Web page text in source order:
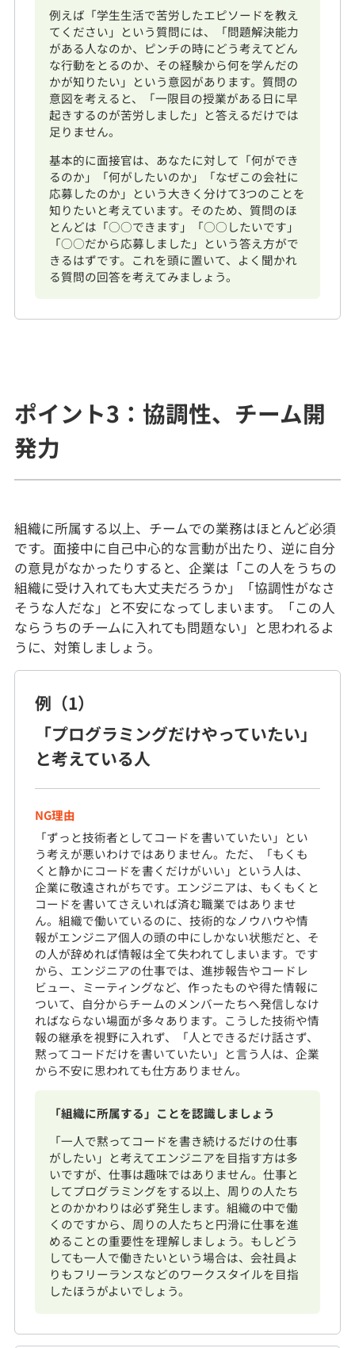
例えば「学生生活で苦労したエピソードを教え
てください」という質問には、「問題解決能力
がある人なのか、ピンチの時にどう考えてどん
な行動をとるのか、その経験から何を学んだの
かが知りたい」という意図があります。質問の
意図を考えると、「一限目の授業がある日に早
起きするのが苦労しました」と答えるだけでは
足りません。
基本的に面接官は、あなたに対して「何ができ
るのか」「何がしたいのか」「なぜこの会社に
応募したのか」という大きく分けて3つのことを
知りたいと考えています。そのため、質問のほ
とんどは「○○できます」「○○したいです」
「○○だから応募しました」という答え方がで
きるはずです。これを頭に置いて、よく聞かれ
る質問の回答を考えてみましょう。
ポイント3：協調性、チーム開
発力
組織に所属する以上、チームでの業務はほとんど必須
です。面接中に自己中心的な言動が出たり、逆に自分
の意見がなかったりすると、企業は「この人をうちの
組織に受け入れても大丈夫だろうか」「協調性がなさ
そうな人だな」と不安になってしまいます。「この人
ならうちのチームに入れても問題ない」と思われるよ
うに、対策しましょう。
例（1）
「プログラミングだけやっていたい」
と考えている人
NG理由
「ずっと技術者としてコードを書いていたい」とい
う考えが悪いわけではありません。ただ、「もくも
くと静かにコードを書くだけがいい」という人は、
企業に敬遠されがちです。エンジニアは、もくもくと
コードを書いてさえいれば済む職業ではありませ
ん。組織で働いているのに、技術的なノウハウや情
報がエンジニア個人の頭の中にしかない状態だと、そ
の人が辞めれば情報は全て失われてしまいます。です
から、エンジニアの仕事では、進捗報告やコードレ
ビュー、ミーティングなど、作ったものや得た情報に
ついて、自分からチームのメンバーたちへ発信しなけ
ればならない場面が多々あります。こうした技術や情
報の継承を視野に入れず、「人とできるだけ話さず、
黙ってコードだけを書いていたい」と言う人は、企業
から不安に思われても仕方ありません。
「組織に所属する」ことを認識しましょう
「一人で黙ってコードを書き続けるだけの仕事
がしたい」と考えてエンジニアを目指す方は多
いですが、仕事は趣味ではありません。仕事と
してプログラミングをする以上、周りの人たち
とのかかわりは必ず発生します。組織の中で働
くのですから、周りの人たちと円滑に仕事を進
めることの重要性を理解しましょう。もしどう
しても一人で働きたいという場合は、会社員よ
りもフリーランスなどのワークスタイルを目指
したほうがよいでしょう。